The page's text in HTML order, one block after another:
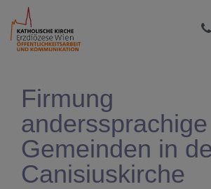
Firmung
anderssprachige
Gemeinden in
Canisiuskirche